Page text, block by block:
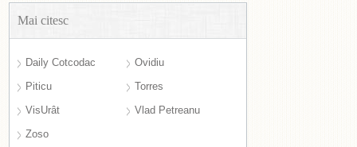
Mai citesc
Daily Cotcodac
Ovidiu
Piticu
Torres
VisUrât
Vlad Petreanu
Zoso